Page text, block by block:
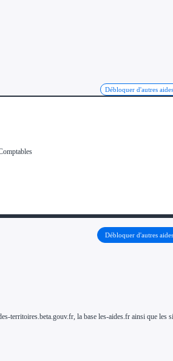
Débloquer d'autres aides
Débloquer d'autres aides
territoires.beta.gouv.fr, la base les-aides.fr ainsi que